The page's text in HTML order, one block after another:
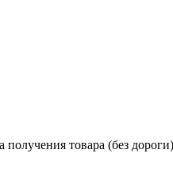
получения товара (без дороги)